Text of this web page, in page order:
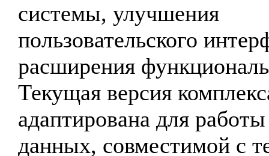
системы, улучшения
пользовательского
расширения
Текущая версия
адаптирована для
данных, совместимой с